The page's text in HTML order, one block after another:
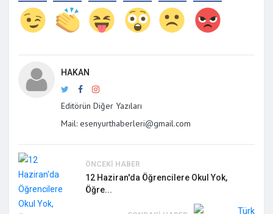
HAKAN
Editörün Diğer Yazıları
Mail: esenyurthaberleri@gmail.com
ÖNCEKI HABER
12 Haziran'da Öğrencilere Okul Yok,
Öğre...
Ardahan Belediyesi'nin personel taşıma